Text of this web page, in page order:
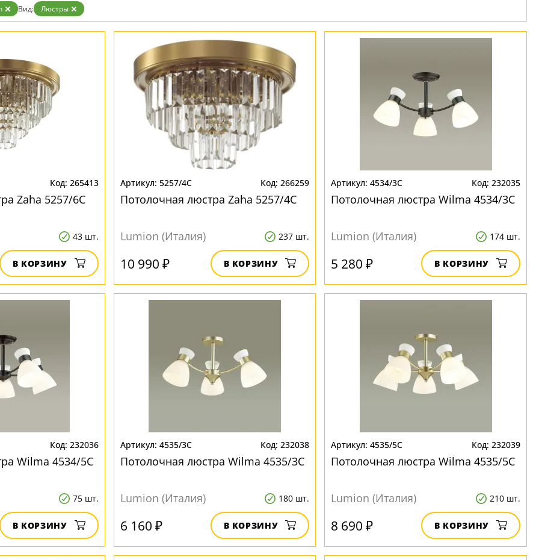
Золото
Прозрачные
Хром
Вид: Люстры
265413
Zaha 5257/6C
43 шт.
В КОРЗИНУ
5257/4C 266259
Потолочная люстра Zaha 5257/4C
Lumion (Италия) 237 шт.
10 990 ₽ В КОРЗИНУ
4534/3C 232035
Потолочная люстра Wilma 4534/3C
Lumion (Италия) 174 шт.
5 280 ₽ В КОРЗИНУ
232036
Wilma 4534/5C
75 шт.
В КОРЗИНУ
4535/3C 232038
Потолочная люстра Wilma 4535/3C
Lumion (Италия) 180 шт.
6 160 ₽ В КОРЗИНУ
4535/5C 232039
Потолочная люстра Wilma 4535/5C
Lumion (Италия) 210 шт.
8 690 ₽ В КОРЗИНУ